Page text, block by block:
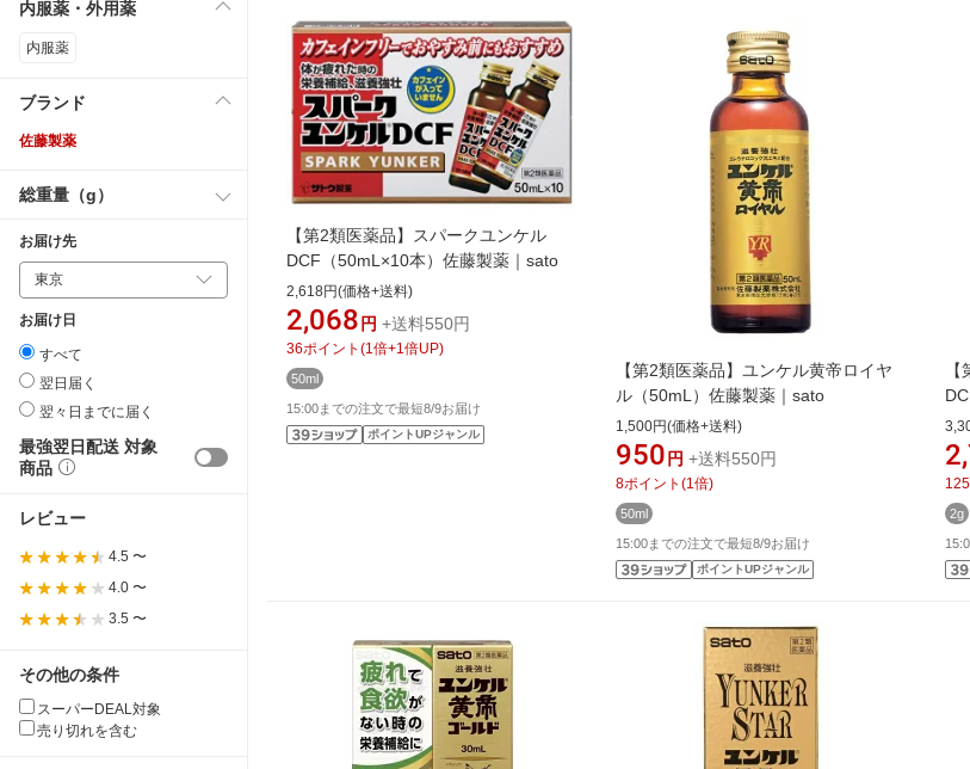
内服薬・外用薬
内服薬
ブランド
佐藤製薬
総重量（g）
お届け先
お届け日
すべて
翌日届く
翌々日までに届く
最強翌日配送 対象
商品
レビュー
4.5 〜
4.0 〜
3.5 〜
その他の条件
スーパーDEAL対象
売り切れを含む
【第2類医薬品】スパークユンケル
DCF（50mL×10本）佐藤製薬｜sato
2,618円(価格+送料)
2,068 円 +送料550円
36ポイント (1倍+1倍UP)
50ml
15:00までの注文で最短8/9お届け
ポイントUPジャンル
【第2類医薬品】ユンケル黄帝ロイヤ
ル（50mL）佐藤製薬｜sato
1,500円(価格+送料)
950 円 +送料550円
8ポイント (1 倍)
50ml
15:00までの注文で最短8/9お届け
ポイントUPジャンル
125
2g